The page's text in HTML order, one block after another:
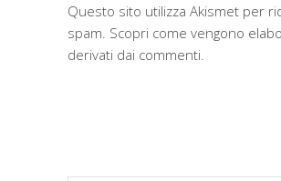
Questo sito utilizza Akismet per
spam. Scopri come vengono
derivati dai commenti.